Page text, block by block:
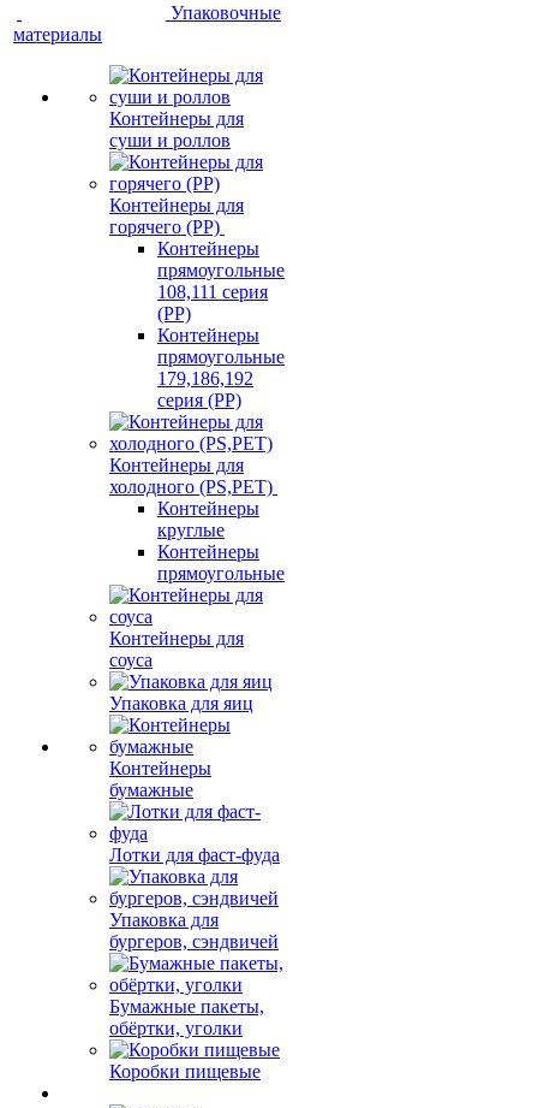
Упаковочные
материалы
Контейнеры для
суши и роллов
Контейнеры для
горячего (PP)
Контейнеры
прямоугольные
108,111 серия
(PP)
Контейнеры
прямоугольные
179,186,192
серия (PP)
Контейнеры для
холодного (PS,PET)
Контейнеры
круглые
Контейнеры
прямоугольные
Контейнеры для
соуса
Упаковка для яиц
Контейнеры
бумажные
Лотки для фаст-фуда
Упаковка для
бургеров, сэндвичей
Бумажные пакеты,
обёртки, уголки
Коробки пищевые